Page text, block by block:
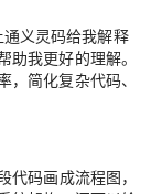
义灵码给我解释
我更好的理解。
简化复杂代码、
代码画成流程图，